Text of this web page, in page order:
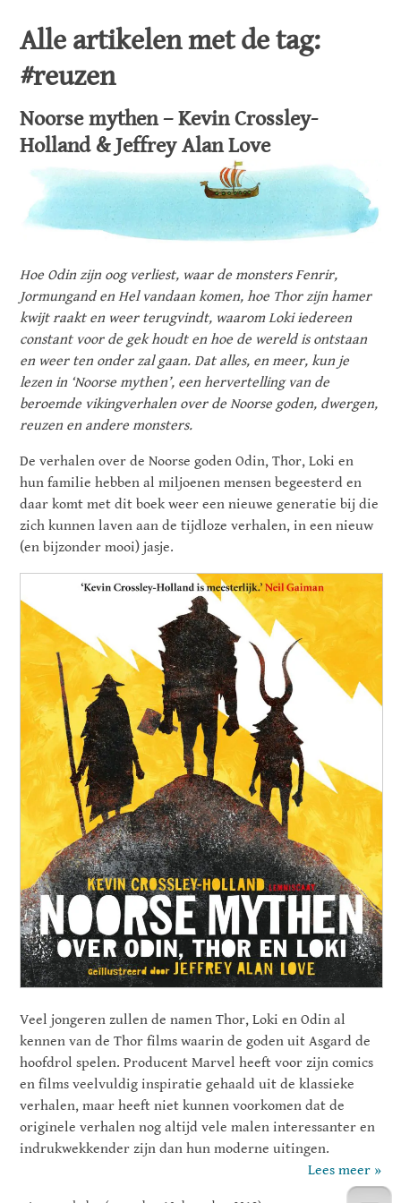
Alle artikelen met de tag:
#reuzen
Noorse mythen – Kevin Crossley-
Holland & Jeffrey Alan Love
Hoe Odin zijn oog verliest, waar de monsters Fenrir,
Jormungand en Hel vandaan komen, hoe Thor zijn hamer
kwijt raakt en weer terugvindt, waarom Loki iedereen
constant voor de gek houdt en hoe de wereld is ontstaan
en weer ten onder zal gaan. Dat alles, en meer, kun je
lezen in ‘Noorse mythen’, een hervertelling van de
beroemde vikingverhalen over de Noorse goden, dwergen,
reuzen en andere monsters.
De verhalen over de Noorse goden Odin, Thor, Loki en
hun familie hebben al miljoenen mensen begeesterd en
daar komt met dit boek weer een nieuwe generatie bij die
zich kunnen laven aan de tijdloze verhalen, in een nieuw
(en bijzonder mooi) jasje.
Veel jongeren zullen de namen Thor, Loki en Odin al
kennen van de Thor films waarin de goden uit Asgard de
hoofdrol spelen. Producent Marvel heeft voor zijn comics
en films veelvuldig inspiratie gehaald uit de klassieke
verhalen, maar heeft niet kunnen voorkomen dat de
originele verhalen nog altijd vele malen interessanter en
indrukwekkender zijn dan hun moderne uitingen.
Lees meer »